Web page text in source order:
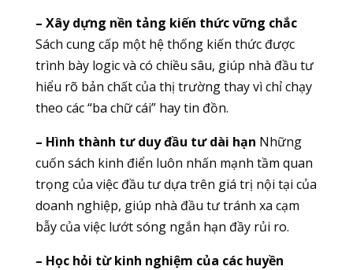
– Xây dựng nền tảng kiến thức vững chắc
Sách cung cấp một hệ thống kiến thức được
trình bày logic và có chiều sâu, giúp nhà đầu tư
hiểu rõ bản chất của thị trường thay vì chỉ chạy
theo các “ba chữ cái” hay tin đồn.
– Hình thành tư duy đầu tư dài hạn Những
cuốn sách kinh điển luôn nhấn mạnh tầm quan
trọng của việc đầu tư dựa trên giá trị nội tại của
doanh nghiệp, giúp nhà đầu tư tránh xa cạm
bẫy của việc lướt sóng ngắn hạn đầy rủi ro.
– Học hỏi từ kinh nghiệm của các huyền